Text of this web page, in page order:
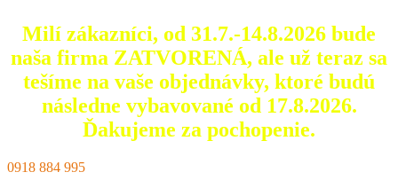
Milí zákazníci, od 31.7.-14.8.2026 bude
naša firma ZATVORENÁ, ale už teraz sa
tešíme na vaše objednávky, ktoré budú
následne vybavované od 17.8.2026.
Ďakujeme za pochopenie.
0918 884 995